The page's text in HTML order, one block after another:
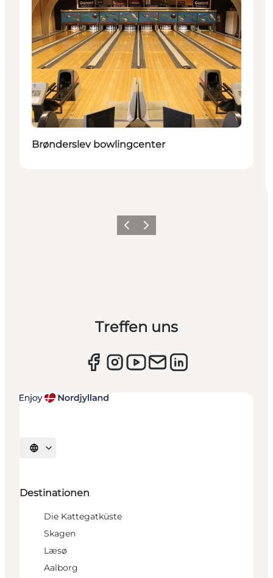
Brønderslev bowlingcenter
ZurückWeiter
Treffen uns
Sprache auswählen
Destinationen
Die Kattegatküste
Skagen
Læsø
Aalborg